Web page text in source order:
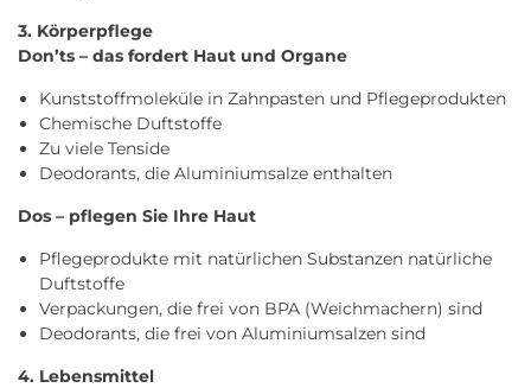
3. Körperpflege
Don’ts – das fordert Haut und Organe
Kunststoffmoleküle in Zahnpasten und Pflegeprodukten
Chemische Duftstoffe
Zu viele Tenside
Deodorants, die Aluminiumsalze enthalten
Dos – pflegen Sie Ihre Haut
Pflegeprodukte mit natürlichen Substanzen natürliche
Duftstoffe
Verpackungen, die frei von BPA (Weichmachern) sind
Deodorants, die frei von Aluminiumsalzen sind
4. Lebensmittel